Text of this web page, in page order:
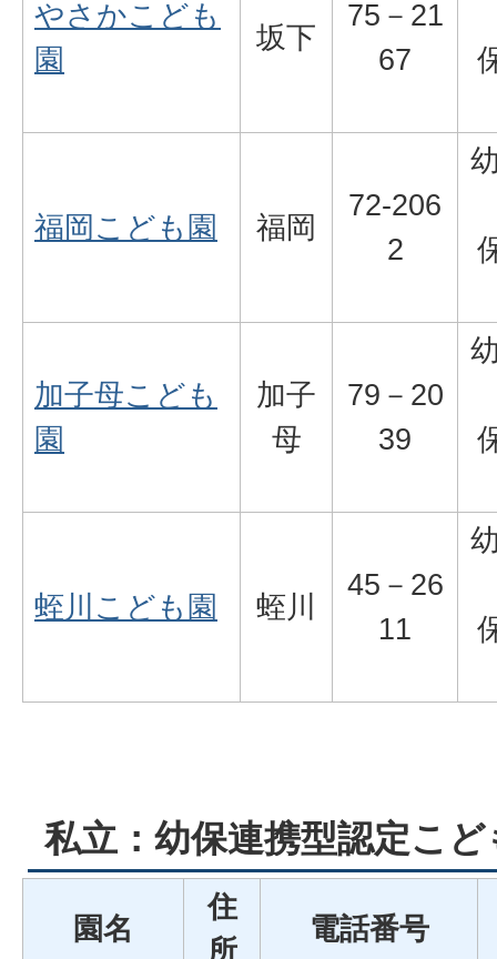
やさかこども
園
坂下
75－21
67
福岡こども園 福岡
72-206
2
加子母こども
園
加子
母
79－20
39
蛭川こども園 蛭川
45－26
11
私立：幼保連携型認定こど
園名
住
所
電話番号